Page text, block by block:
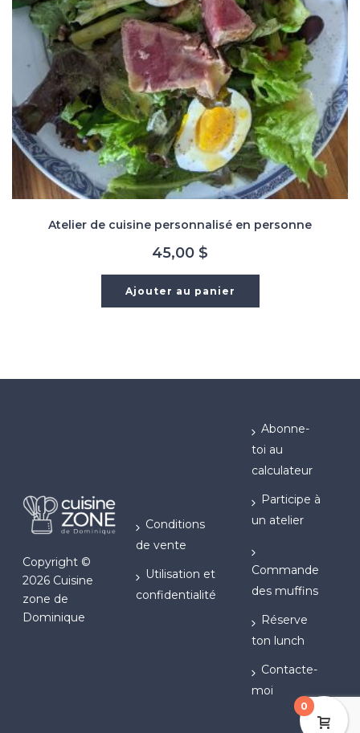
Atelier de cuisine personnalisé en personne
45,00 $
Ajouter au panier
Copyright ©
2026 Cuisine
zone de
Dominique
Conditions
de vente
Utilisation et
confidentialité
Abonne-
toi au
calculateur
Participe à
un atelier
Commande
des muffins
Réserve
ton lunch
Contacte-
moi
0